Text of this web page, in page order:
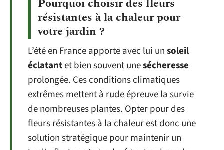
Pourquoi choisir des fleurs
résistantes à la chaleur pour
votre jardin ?
L’été en France apporte avec lui unsoleil
éclatantet bien souvent unesécheresse
prolongée. Ces conditions climatiques
extrêmes mettent à rude épreuve la survie
de nombreuses plantes. Opter pour des
fleurs résistantes à la chaleur est donc une
solution stratégique pour maintenir un